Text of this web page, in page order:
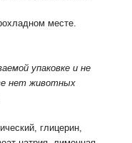
месте.
упаковке и не
нет животных
глицерин,